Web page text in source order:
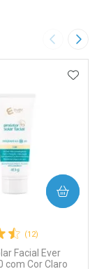
Imagem
FAVORITOS
(12)
Facial Ever
com Cor Claro
COMPRAR